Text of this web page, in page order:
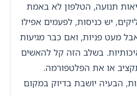
תנועה, הטלפון לא באמת
יש כניסות, לפעמים אפילו
מעט פניות, ואם כבר מגיעות
בשלב הזה קל להאשים
או את הפלטפורמה.
הבעיה יושבת בדיוק במקום